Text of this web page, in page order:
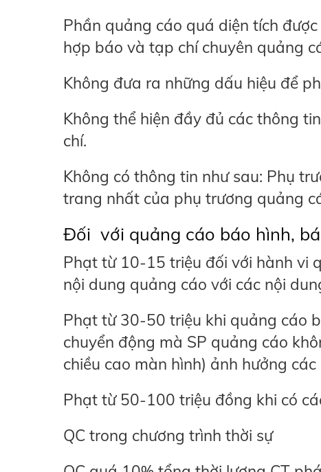
Phần quảng cáo quá diện tích
hợp báo và tạp chí chuyên quảng
Không đưa ra những dấu hiệu để
Không thể hiện đầy đủ các thông
chí.
Không có thông tin như sau: Phụ
trang nhất của phụ trương quảng
Đối với quảng cáo báo hình,
Phạt từ 10-15 triệu đối với hành vi
nội dung quảng cáo với các nội
Phạt từ 30-50 triệu khi quảng cáo
chuyển động mà SP quảng cáo
chiều cao màn hình) ảnh hưởng
Phạt từ 50-100 triệu đồng khi có
QC trong chương trình thời sự